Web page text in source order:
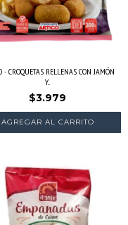
- CROQUETAS RELLENAS CON JAMÓN
Y...
$3.979